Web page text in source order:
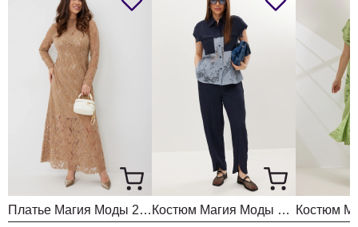
Платье Магия Моды 2670 Костюм Магия Моды 2713